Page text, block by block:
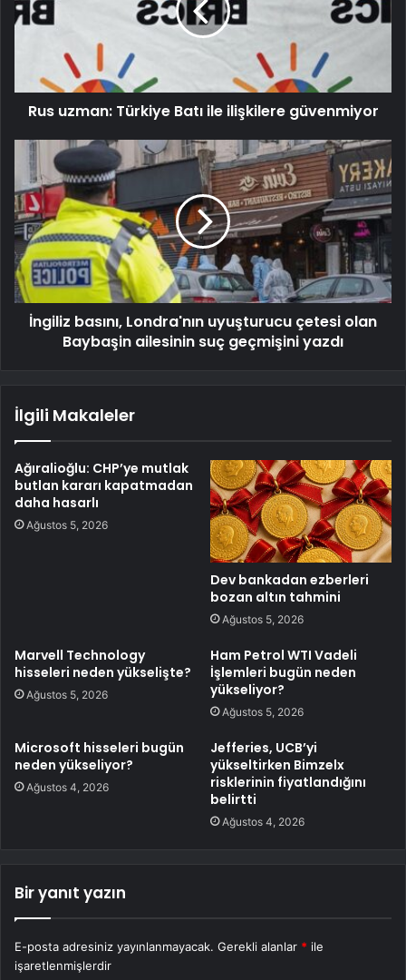
Rus uzman: Türkiye Batı ile ilişkilere güvenmiyor
İngiliz basını, Londra'nın uyuşturucu çetesi olan
Baybaşin ailesinin suç geçmişini yazdı
İlgili Makaleler
Ağıralioğlu: CHP’ye mutlak
butlan kararı kapatmadan
daha hasarlı
Ağustos 5, 2026
Dev bankadan ezberleri
bozan altın tahmini
Ağustos 5, 2026
Marvell Technology
hisseleri neden yükselişte?
Ağustos 5, 2026
Ham Petrol WTI Vadeli
İşlemleri bugün neden
yükseliyor?
Ağustos 5, 2026
Microsoft hisseleri bugün
neden yükseliyor?
Ağustos 4, 2026
Jefferies, UCB’yi
yükseltirken Bimzelx
risklerinin fiyatlandığını
belirtti
Ağustos 4, 2026
Bir yanıt yazın
E-posta adresiniz yayınlanmayacak. Gerekli alanlar * ile
işaretlenmişlerdir